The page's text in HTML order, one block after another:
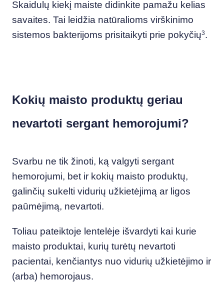
Skaidulų kiekį maiste didinkite pamažu kelias
savaites. Tai leidžia natūralioms virškinimo
sistemos bakterijoms prisitaikyti prie pokyčių3.
Kokių maisto produktų geriau
nevartoti sergant hemorojumi?
Svarbu ne tik žinoti, ką valgyti sergant
hemorojumi, bet ir kokių maisto produktų,
galinčių sukelti vidurių užkietėjimą ar ligos
paūmėjimą, nevartoti.
Toliau pateiktoje lentelėje išvardyti kai kurie
maisto produktai, kurių turėtų nevartoti
pacientai, kenčiantys nuo vidurių užkietėjimo ir
(arba) hemorojaus.